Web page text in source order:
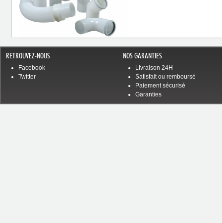
RETROUVEZ-NOUS
Facebook
Twitter
NOS GARANTIES
Livraison 24H
Satisfait ou remboursé
Paiement sécurisé
Garanties